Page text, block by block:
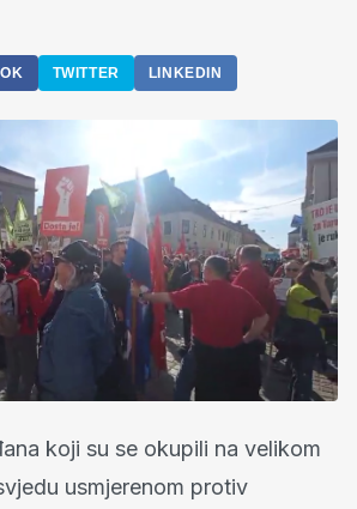
TWITTER LINKEDIN
koji su se okupili na velikom
usmjerenom protiv